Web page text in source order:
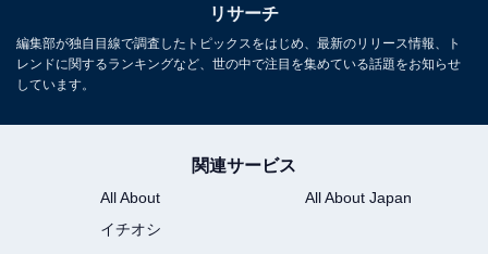
※回答者からのコメントは原文ママです
次ページ
リサーチ
編集部が独自目線で調査したトピックスをはじめ、最新のリリース情報、ト
レンドに関するランキングなど、世の中で注目を集めている話題をお知らせ
しています。
関連サービス
All About
All About Japan
イチオシ